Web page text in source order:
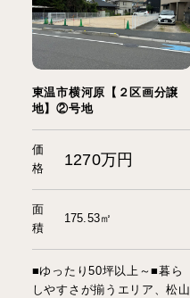
東温市横河原【２区画分譲
地】②号地
価
格
1270万円
面
積
175.53㎡
■ゆったり50坪以上～■暮ら
しやすさが揃うエリア、松山